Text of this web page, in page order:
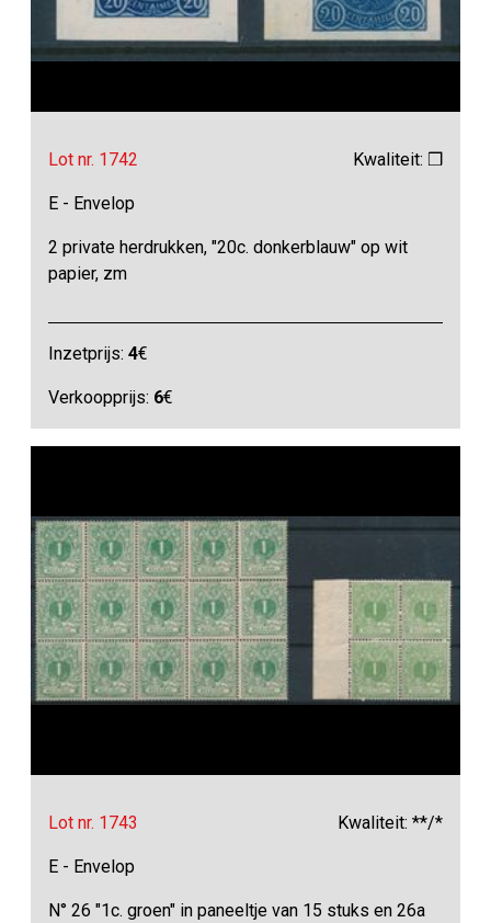
Lot nr. 1742 Kwaliteit: ❒
E - Envelop
2 private herdrukken, "20c. donkerblauw" op wit
papier, zm
Inzetprijs:4€
Verkoopprijs: 6€
Lot nr. 1743 Kwaliteit: **/*
E - Envelop
N° 26 "1c. groen" in paneeltje van 15 stuks en 26a